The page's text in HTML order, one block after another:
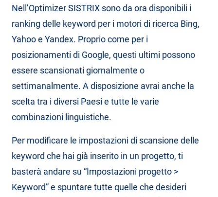
Nell’Optimizer SISTRIX sono da ora disponibili i
ranking delle keyword per i motori di ricerca Bing,
Yahoo e Yandex. Proprio come per i
posizionamenti di Google, questi ultimi possono
essere scansionati giornalmente o
settimanalmente. A disposizione avrai anche la
scelta tra i diversi Paesi e tutte le varie
combinazioni linguistiche.
Per modificare le impostazioni di scansione delle
keyword che hai già inserito in un progetto, ti
basterà andare su “Impostazioni progetto >
Keyword” e spuntare tutte quelle che desideri